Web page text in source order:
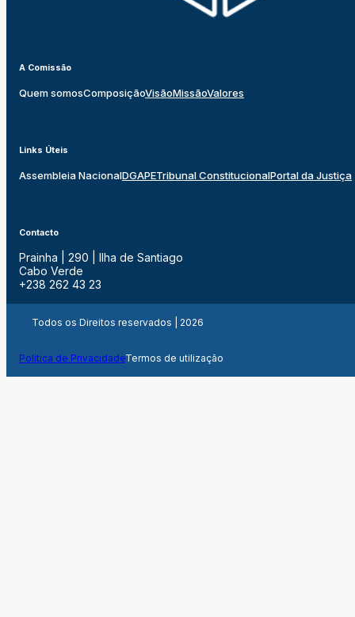
A Comissão
Quem somosComposiçãoVisãoMissãoValores
Links Úteis
Assembleia NacionalDGAPETribunal ConstitucionalPortal da Justiça
Contacto
Prainha | 290 | Ilha de Santiago
Cabo Verde
+238 262 43 23
Todos os Direitos reservados | 2026
Politica de PrivacidadeTermos de utilização